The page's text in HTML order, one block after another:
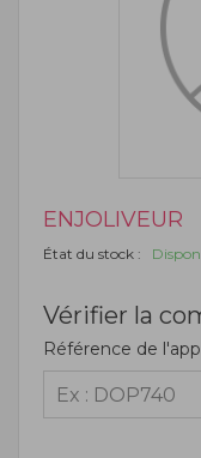
ENJOLIVEUR
État du stock :
Vérifier la
Référence de